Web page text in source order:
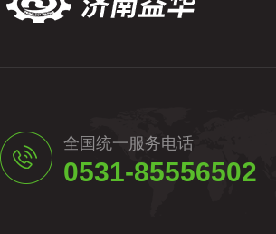
全国统一服务电话
0531-85556502